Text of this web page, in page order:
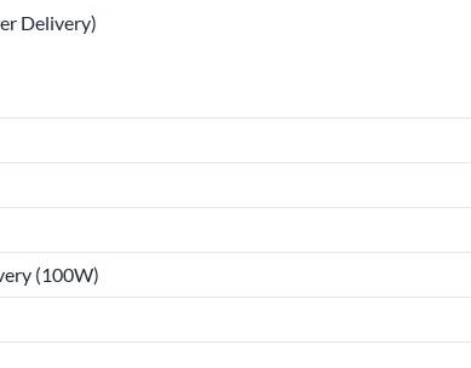
Delivery)
(100W)